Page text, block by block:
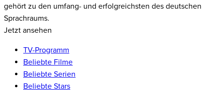
gehört zu den umfang- und erfolgreichsten des deutschen
Sprachraums.
Jetzt ansehen
TV-Programm
Beliebte Filme
Beliebte Serien
Beliebte Stars